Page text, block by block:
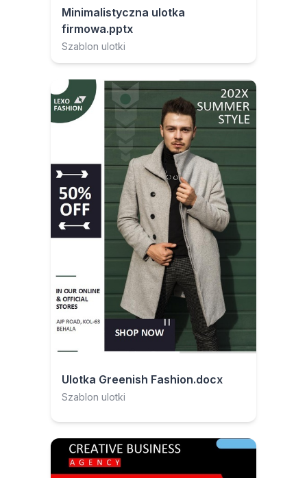
Minimalistyczna ulotka
firmowa.pptx
Szablon ulotki
Ulotka Greenish Fashion.docx
Szablon ulotki